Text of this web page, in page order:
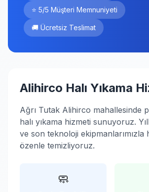
⭐ 5/5 Müşteri Memnuniyeti
🚚 Ücretsiz Teslimat
Alihirco Halı Yıkama
Ağrı Tutak Alihirco mahallesinde
halı yıkama hizmeti sunuyoruz.
ve son teknoloji ekipmanlarımızla
özenle temizliyoruz.
🧼